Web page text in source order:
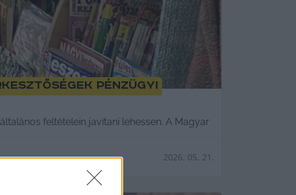
pénzügyi
feltételein javítani lehessen. A Magyar
2026. 05. 21.